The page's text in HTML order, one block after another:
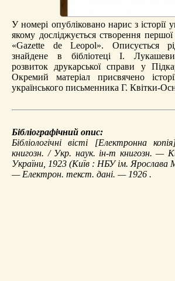
У номері опубліковано нарис з історії
якому досліджується створення першої
«Gazette de Leopol». Описується
знайдене в бібліотеці І.
розвиток друкарської справи у
Окремий матеріал присвячено
українського письменника Г. Квітки-
Бібліографічний опис:
Бібліологічні вісті [Електронна
книгозн. / Укр. наук. ін-т книгозн. —
України, 1923 (Київ : НБУ ім. Ярослава
— Електрон. текст. дані. — 1926 .